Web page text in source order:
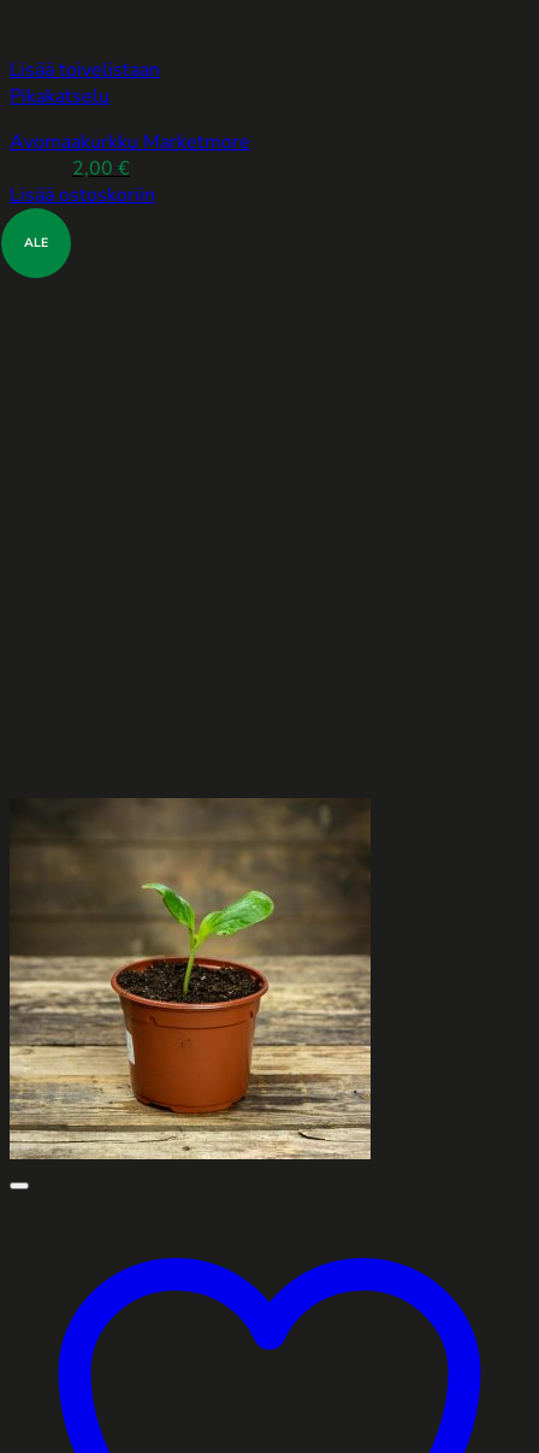
Lisää toivelistaan
Pikakatselu
Avomaakurkku Marketmore
Alkuperäinen
hinta
2,00 €
hinta
Lisää ostoskoriin
ALE